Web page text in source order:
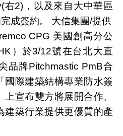
右2)，以及來自大中華區
成簽約。 大信集團/提供
CPG 美國創高分公
）於3/12號在台北大直
品牌Pitchmastic PmB合
國際建築結構專業防水簽
宣布雙方將展開合作、
建築行業提供更優質的產